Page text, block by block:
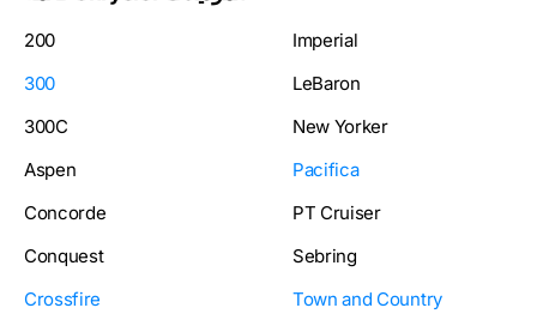
200
300
300C
Aspen
Concorde
Conquest
Crossfire
Imperial
LeBaron
New Yorker
Pacifica
PT Cruiser
Sebring
Town and Country